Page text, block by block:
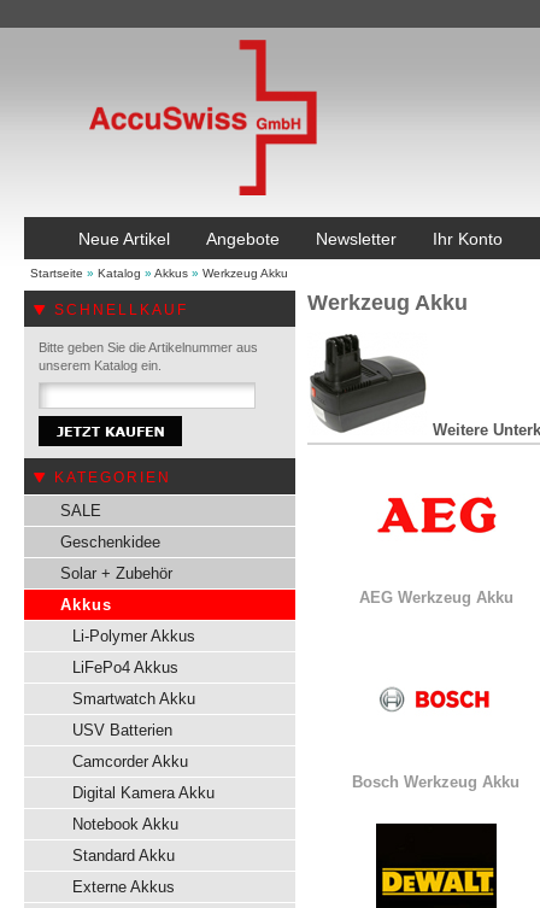
Neue Artikel Angebote Newsletter Ihr Konto
Startseite » Katalog » Akkus » Werkzeug Akku
SCHNELLKAUF
Bitte geben Sie die Artikelnummer aus
unserem Katalog ein.
KATEGORIEN
SALE
Geschenkidee
Solar + Zubehör
Akkus
Li-Polymer Akkus
LiFePo4 Akkus
Smartwatch Akku
USV Batterien
Camcorder Akku
Digital Kamera Akku
Notebook Akku
Standard Akku
Externe Akkus
Werkzeug Akku
Weitere
AEG Werkzeug Akku
Bosch Werkzeug Akku